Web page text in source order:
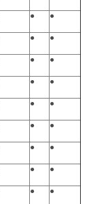
● ●
● ●
● ●
● ●
● ●
● ●
● ●
● ●
● ●